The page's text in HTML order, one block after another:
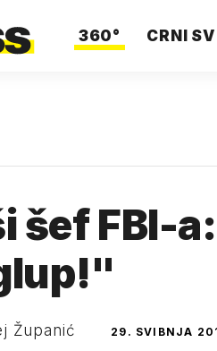
360° CRNI
šef FBI-
Županić 29. SVIBNJA